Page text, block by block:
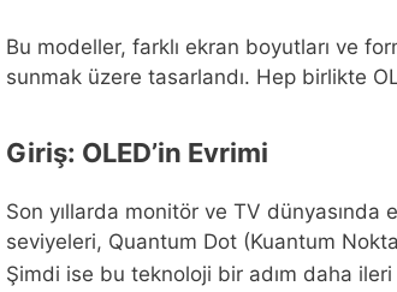
Bu modeller, farklı ekran boyutları ve
sunmak üzere tasarlandı. Hep birlikte
Giriş: OLED’in Evrimi
Son yıllarda monitör ve TV dünyasında
seviyeleri, Quantum Dot (Kuantum
Şimdi ise bu teknoloji bir adım daha ileri